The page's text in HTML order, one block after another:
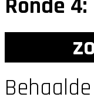
Ronde 4: